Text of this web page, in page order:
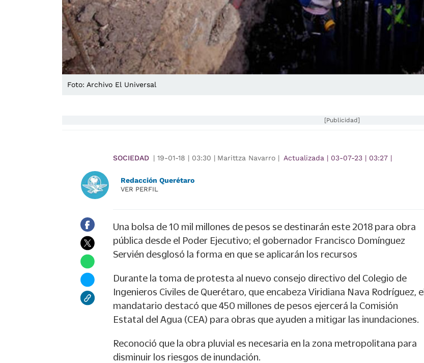
Foto: Archivo El Universal
[Publicidad]
SOCIEDAD | 19-01-18 | 03:30 | Marittza Navarro | Actualizada | 03-07-23 | 03:27 |
Redacción Querétaro
VER PERFIL
Una bolsa de 10 mil millones de pesos se destinarán este 2018 para obra
pública desde el Poder Ejecutivo; el gobernador Francisco Domínguez
Servién desglosó la forma en que se aplicarán los recursos
Durante la toma de protesta al nuevo consejo directivo del Colegio de
Ingenieros Civiles de Querétaro, que encabeza Viridiana Nava Rodríguez, el
mandatario destacó que 450 millones de pesos ejercerá la Comisión
Estatal del Agua (CEA) para obras que ayuden a mitigar las inundaciones.
Reconoció que la obra pluvial es necesaria en la zona metropolitana para
disminuir los riesgos de inundación.